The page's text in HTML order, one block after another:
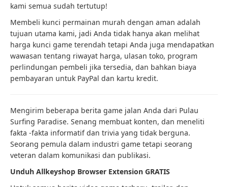
kami semua sudah tertutup!
Membeli kunci permainan murah dengan aman adalah
tujuan utama kami, jadi Anda tidak hanya akan melihat
harga kunci game terendah tetapi Anda juga mendapatkan
wawasan tentang riwayat harga, ulasan toko, program
perlindungan pembeli jika tersedia, dan bahkan biaya
pembayaran untuk PayPal dan kartu kredit.
Mengirim beberapa berita game jalan Anda dari Pulau
Surfing Paradise. Senang membuat konten, dan meneliti
fakta -fakta informatif dan trivia yang tidak berguna.
Seorang pemula dalam industri game tetapi seorang
veteran dalam komunikasi dan publikasi.
Unduh Allkeyshop Browser Extension GRATIS